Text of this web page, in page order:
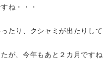
ね・・・
たり、クシャミが出たりして
が、今年もあと２カ月ですね